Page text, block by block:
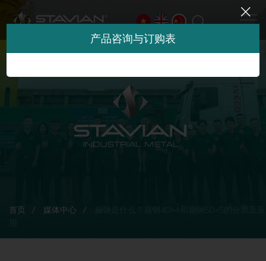
首页 媒体中心
产品咨询与订购表